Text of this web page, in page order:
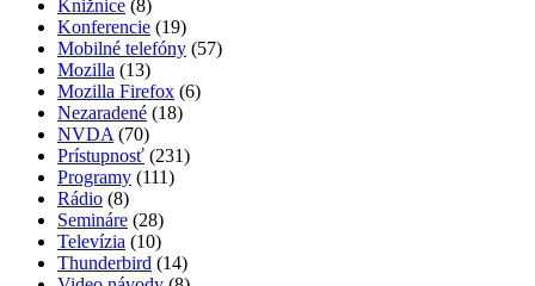
Knižnice (8)
Konferencie (19)
Mobilné telefóny (57)
Mozilla (13)
Mozilla Firefox (6)
Nezaradené (18)
NVDA (70)
Prístupnosť (231)
Programy (111)
Rádio (8)
Semináre (28)
Televízia (10)
Thunderbird (14)